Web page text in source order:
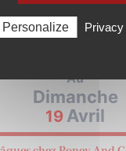
Du
Lundi
Au
Dimanche
19 Avril
Personalize